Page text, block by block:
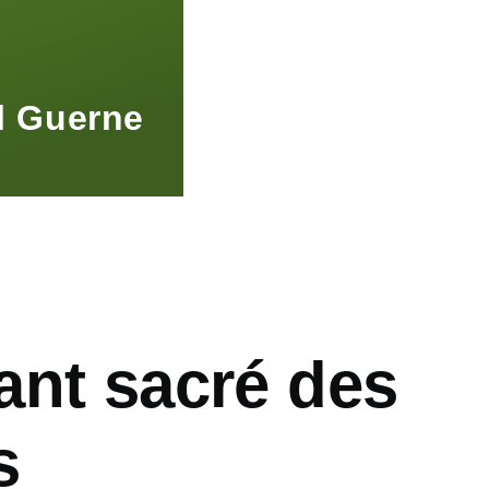
Guerne
sacré des